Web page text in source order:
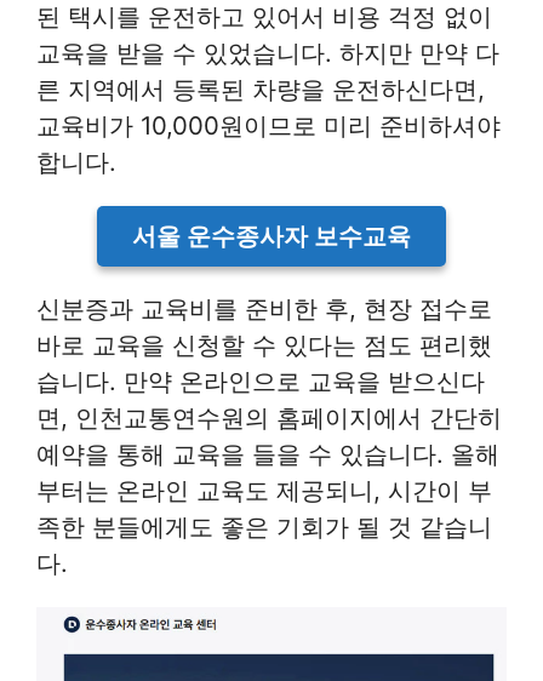
된 택시를 운전하고 있어서 비용 걱정 없이
교육을 받을 수 있었습니다. 하지만 만약 다
른 지역에서 등록된 차량을 운전하신다면,
교육비가 10,000원이므로 미리 준비하셔야
합니다.
서울 운수종사자 보수교육
신분증과 교육비를 준비한 후, 현장 접수로
바로 교육을 신청할 수 있다는 점도 편리했
습니다. 만약 온라인으로 교육을 받으신다
면, 인천교통연수원의 홈페이지에서 간단히
예약을 통해 교육을 들을 수 있습니다. 올해
부터는 온라인 교육도 제공되니, 시간이 부
족한 분들에게도 좋은 기회가 될 것 같습니
다.